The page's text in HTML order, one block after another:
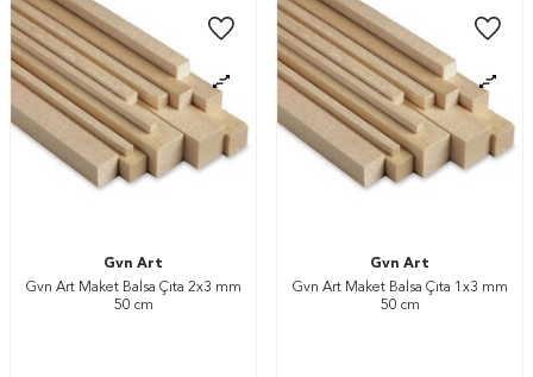
Gvn Art
Gvn Art Maket Balsa Çıta 2x3 mm
50 cm
Gvn Art
Gvn Art Maket Balsa Çıta 1x3 mm
50 cm